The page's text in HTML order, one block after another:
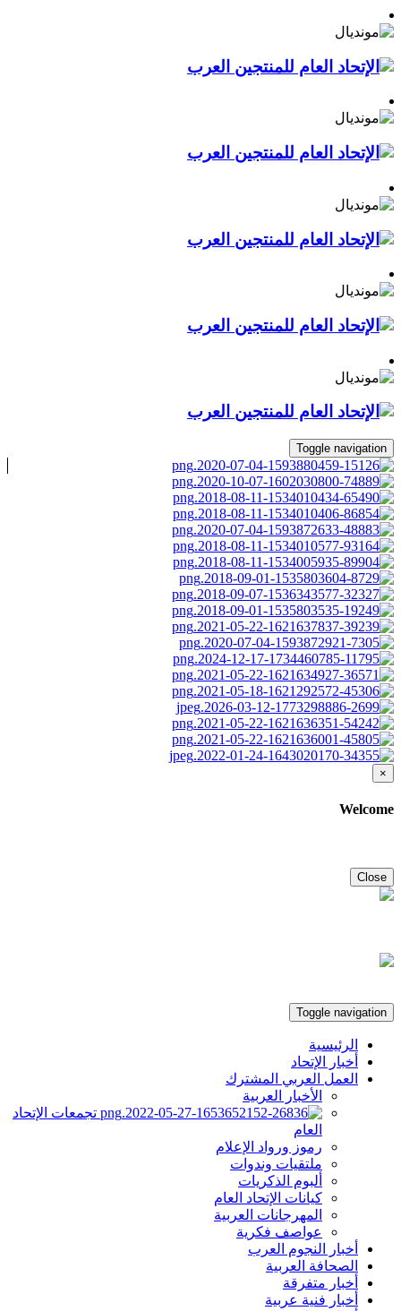
Toggle navigation
×
Welcome
Close
Toggle navigation
الرئيسية
أخبار الإتحاد
العمل العربي المشترك
الأخبار العربية
تجمعات الإتحاد
العام
رموز ورواد الإعلام
ملتقيات وندوات
ألبوم الذكريات
كيانات الإتحاد العام
المهرجانات العربية
عواصف فكرية
أخبار النجوم العرب
الصحافة العربية
أخبار متفرقة
أخبار فنية عربية